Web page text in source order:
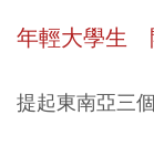
年輕大學生
提起東南亞三